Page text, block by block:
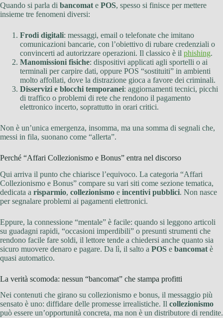
Quando si parla di bancomat e POS, spesso si finisce per mettere
insieme tre fenomeni diversi:
Frodi digitali: messaggi, email o telefonate che imitano
comunicazioni bancarie, con l’obiettivo di rubare credenziali o
convincerti ad autorizzare operazioni. Il classico è il phishing.
Manomissioni fisiche: dispositivi applicati agli sportelli o ai
terminali per carpire dati, oppure POS “sostituiti” in ambienti
molto affollati, dove la distrazione gioca a favore dei criminali.
Disservizi e blocchi temporanei: aggiornamenti tecnici, picchi
di traffico o problemi di rete che rendono il pagamento
elettronico incerto, soprattutto in orari critici.
Non è un’unica emergenza, insomma, ma una somma di segnali che,
messi in fila, suonano come “allerta”.
Perché “Affari Collezionismo e Bonus” entra nel discorso
Qui arriva il punto che chiarisce l’equivoco. La categoria “Affari
Collezionismo e Bonus” compare su vari siti come sezione tematica,
dedicata a risparmio, collezionismo e incentivi pubblici. Non nasce
per segnalare problemi ai pagamenti elettronici.
Eppure, la connessione “mentale” è facile: quando si leggono articoli
su guadagni rapidi, “occasioni imperdibili” o presunti strumenti che
rendono facile fare soldi, il lettore tende a chiedersi anche quanto sia
sicuro muovere denaro e pagare. Da lì, il salto a POS e bancomat è
quasi automatico.
La verità scomoda: nessun “bancomat” che stampa profitti
Nei contenuti che girano su collezionismo e bonus, il messaggio più
sensato è uno: diffidare delle promesse irrealistiche. Il collezionismo
può essere un’opportunità concreta, ma non è un distributore di rendite.